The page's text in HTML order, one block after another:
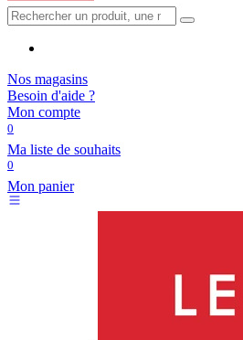
Nos magasins
Besoin d'aide ?
Mon compte
0
Ma liste de souhaits
0
Mon panier